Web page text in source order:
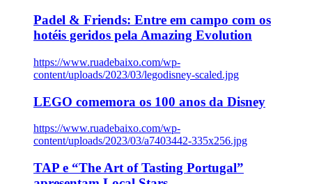
Padel & Friends: Entre em campo com os
hotéis geridos pela Amazing Evolution
https://www.ruadebaixo.com/wp-
content/uploads/2023/03/legodisney-scaled.jpg
LEGO comemora os 100 anos da Disney
https://www.ruadebaixo.com/wp-
content/uploads/2023/03/a7403442-335x256.jpg
TAP e “The Art of Tasting Portugal”